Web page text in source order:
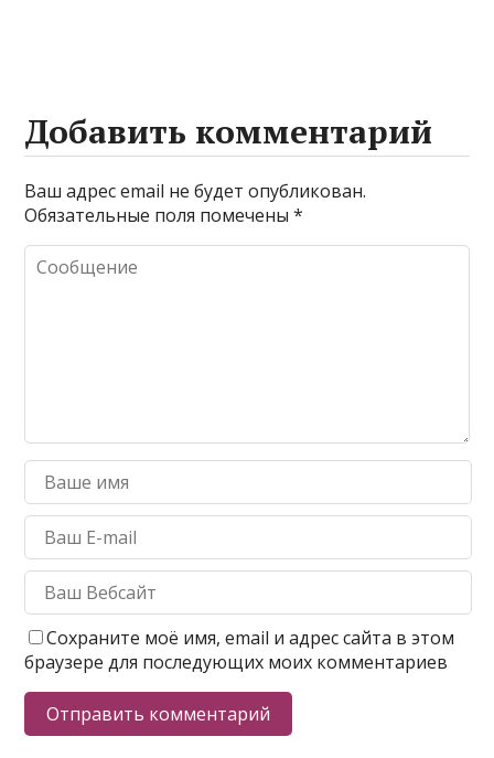
Добавить комментарий
Ваш адрес email не будет опубликован.
Обязательные поля помечены*
Сохраните моё имя, email и адрес сайта в этом
браузере для последующих моих комментариев